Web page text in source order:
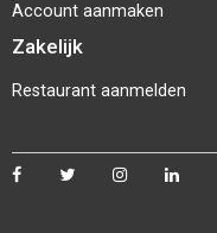
Account aanmaken
Zakelijk
Restaurant aanmelden